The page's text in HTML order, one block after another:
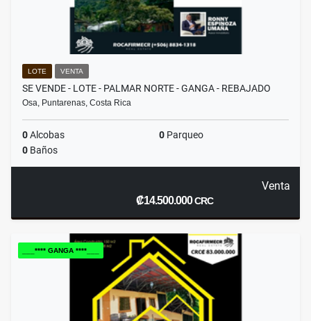
LOTE VENTA
SE VENDE - LOTE - PALMAR NORTE - GANGA - REBAJADO
Osa, Puntarenas, Costa Rica
0Alcobas 0 Parqueo
0 Baños
Venta
₡14.500.000CRC
___**** GANGA ****___